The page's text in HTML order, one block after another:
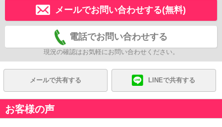
メールでお問い合わせする(無料)
電話でお問い合わせする
現況の確認はお気軽にお問い合わせください。
メールで共有する LINEで共有する
お客様の声